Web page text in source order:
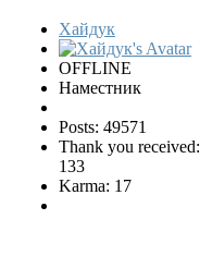
Хайдук
OFFLINE
Наместник
Posts: 49571
Thank you received:
133
Karma: 17